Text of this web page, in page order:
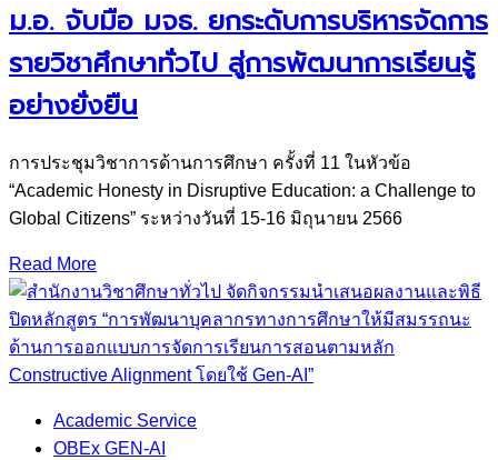
ม.อ. จับมือ มจธ. ยกระดับการบริหารจัดการ
รายวิชาศึกษาทั่วไป สู่การพัฒนาการเรียนรู้
อย่างยั่งยืน
การประชุมวิชาการด้านการศึกษา ครั้งที่ 11 ในหัวข้อ
“Academic Honesty in Disruptive Education: a Challenge to
Global Citizens” ระหว่างวันที่ 15-16 มิถุนายน 2566
Read More
Academic Service
OBEx GEN-AI